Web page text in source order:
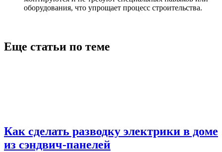
оборудования, что упрощает процесс строительства.
Еще статьи по теме
Как сделать разводку электрики в доме
из сэндвич-панелей